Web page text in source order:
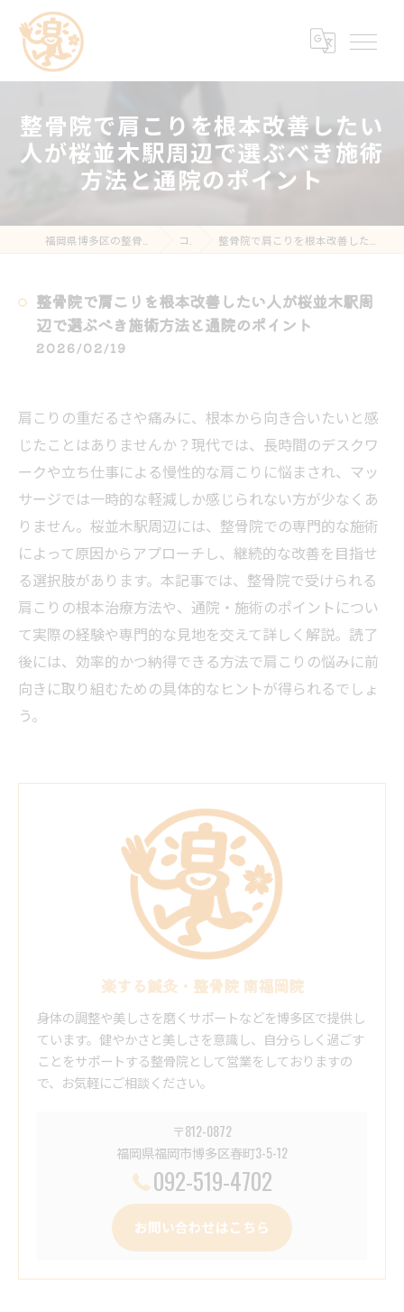
整骨院で肩こりを根本改善したい
人が桜並木駅周辺で選ぶべき施術
方法と通院のポイント
コラム 整骨院で肩こりを根本改善したい人が桜並木駅周辺で選ぶべき施術方法と通院のポイント
整骨院で肩こりを根本改善したい人が桜並木駅周
辺で選ぶべき施術方法と通院のポイント
2026/02/19
肩こりの重だるさや痛みに、根本から向き合いたいと感
じたことはありませんか？現代では、長時間のデスクワ
ークや立ち仕事による慢性的な肩こりに悩まされ、マッ
サージでは一時的な軽減しか感じられない方が少なくあ
りません。桜並木駅周辺には、整骨院での専門的な施術
によって原因からアプローチし、継続的な改善を目指せ
る選択肢があります。本記事では、整骨院で受けられる
肩こりの根本治療方法や、通院・施術のポイントについ
て実際の経験や専門的な見地を交えて詳しく解説。読了
後には、効率的かつ納得できる方法で肩こりの悩みに前
向きに取り組むための具体的なヒントが得られるでしょ
う。
楽する鍼灸・整骨院 南福岡院
身体の調整や美しさを磨くサポートなどを博多区で提供し
ています。健やかさと美しさを意識し、自分らしく過ごす
ことをサポートする整骨院として営業をしておりますの
で、お気軽にご相談ください。
〒812-0872
福岡県福岡市博多区春町3-5-12
092-519-4702
お問い合わせはこちら